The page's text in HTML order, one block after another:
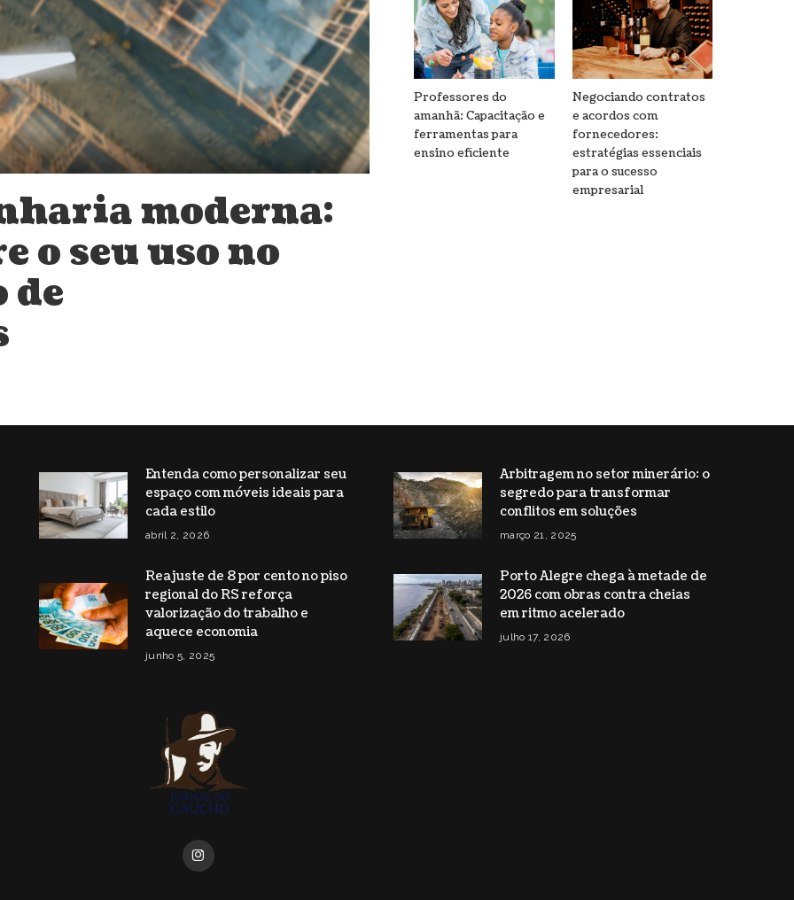
moderna:
o seu uso no
de
Professores do
amanhã: Capacitação e
ferramentas para
ensino eficiente
Negociando contratos
e acordos com
fornecedores:
estratégias essenciais
para o sucesso
empresarial
Entenda como personalizar seu
espaço com móveis ideais para
cada estilo
abril 2, 2026
Reajuste de 8 por cento no piso
regional do RS reforça
valorização do trabalho e
aquece economia
junho 5, 2025
Arbitragem no setor minerário: o
segredo para transformar
conflitos em soluções
março 21, 2025
Porto Alegre chega à metade de
2026 com obras contra cheias
em ritmo acelerado
julho 17, 2026